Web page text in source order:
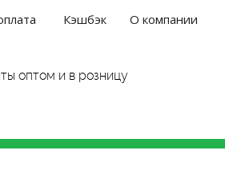
Кэшбэк О компании
оптом и в розницу